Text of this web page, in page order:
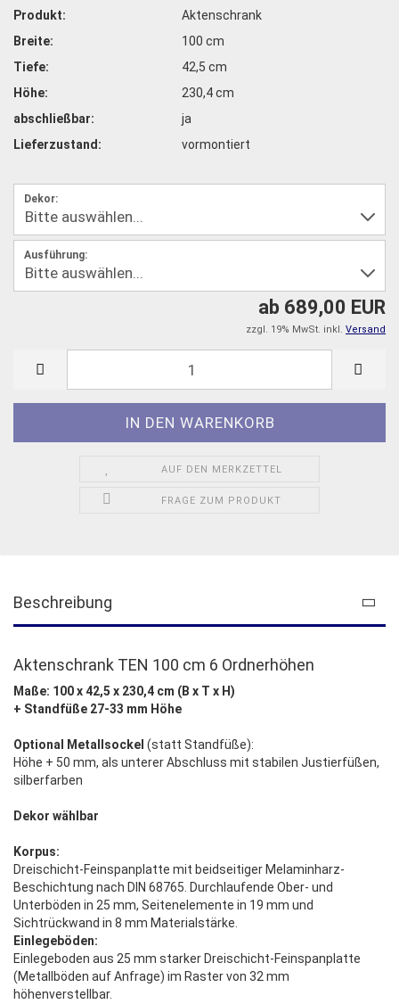
Produkt:
Aktenschrank
Breite:
100 cm
Tiefe:
42,5 cm
Höhe:
230,4 cm
abschließbar:
ja
Lieferzustand:
vormontiert
Dekor:
Ausführung:
ab 689,00 EUR
zzgl. 19% MwSt. inkl. Versand
AUF DEN MERKZETTEL
FRAGE ZUM PRODUKT
Beschreibung
Aktenschrank TEN 100 cm 6 Ordnerhöhen
Maße: 100 x 42,5 x 230,4 cm (B x T x H)
+ Standfüße 27-33 mm Höhe
Optional Metallsockel (statt Standfüße):
Höhe + 50 mm, als unterer Abschluss mit stabilen Justierfüßen,
silberfarben
Dekor wählbar
Korpus:
Dreischicht-Feinspanplatte mit beidseitiger Melaminharz-
Beschichtung nach DIN 68765. Durchlaufende Ober- und
Unterböden in 25 mm, Seitenelemente in 19 mm und
Sichtrückwand in 8 mm Materialstärke.
Einlegeböden:
Einlegeboden aus 25 mm starker Dreischicht-Feinspanplatte
(Metallböden auf Anfrage) im Raster von 32 mm
höhenverstellbar.